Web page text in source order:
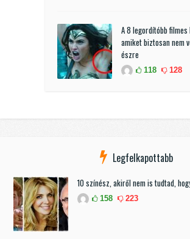
A 8 legordítóbb filmes
amiket biztosan nem
észre
118 128
Legfelkapottabb
10 színész, akiről nem is tudtad,
158 223